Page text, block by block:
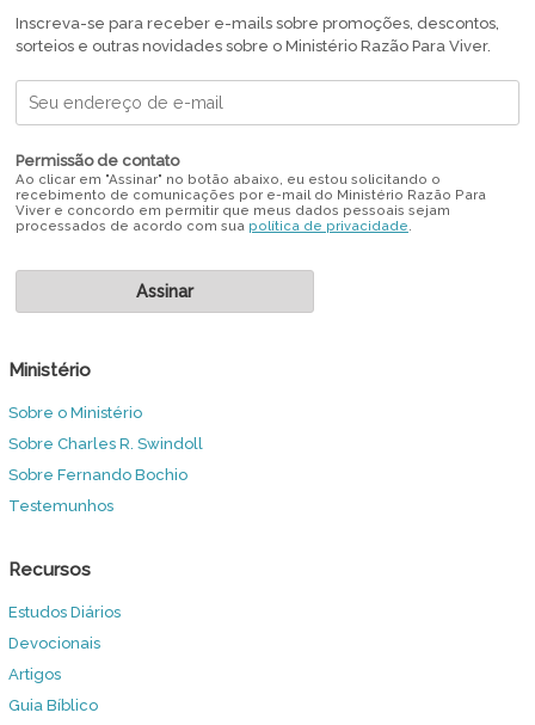
Inscreva-se para receber e-mails sobre promoções, descontos,
sorteios e outras novidades sobre o Ministério Razão Para Viver.
Permissão de contato
Ao clicar em "Assinar" no botão abaixo, eu estou solicitando o
recebimento de comunicações por e-mail do Ministério Razão Para
Viver e concordo em permitir que meus dados pessoais sejam
processados de acordo com sua política de privacidade.
Ministério
Sobre o Ministério
Sobre Charles R. Swindoll
Sobre Fernando Bochio
Testemunhos
Recursos
Estudos Diários
Devocionais
Artigos
Guia Bíblico